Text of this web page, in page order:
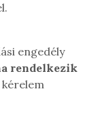
engedély
rendelkezik
kérelem